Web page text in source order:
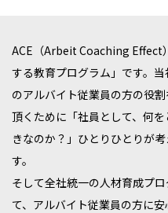
ACE（Arbeit Coaching Effect
する教育プログラム」です。
のアルバイト従業員の方の役
頂くために「社員として、何
きなのか？」ひとりひとりが
す。
そして全社統一の人材育成プ
て、アルバイト従業員の方に